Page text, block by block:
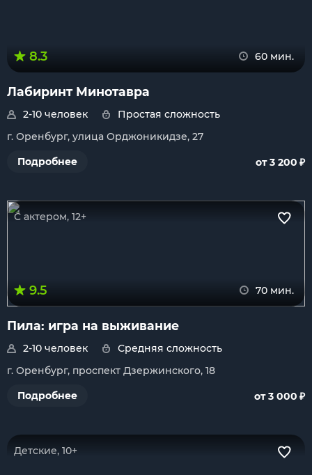
8.3 60 мин.
Лабиринт Минотавра
2-10 человек
Простая сложность
г. Оренбург, улица Орджоникидзе, 27
Подробнее
от 3 200 ₽
С актером, 12+
9.5 70 мин.
Пила: игра на выживание
2-10 человек
Средняя сложность
г. Оренбург, проспект Дзержинского, 18
Подробнее
от 3 000 ₽
Детские, 10+